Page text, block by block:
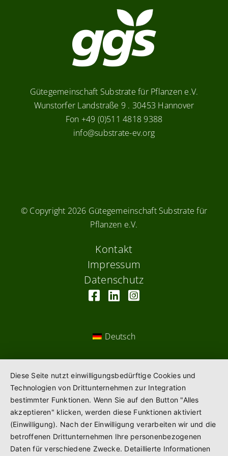
Gütegemeinschaft Substrate für Pflanzen e.V.
Wunstorfer Landstraße 9 . 30453 Hannover
Fon +49 (0)511 4818 9388
info@substrate-ev.org
© Copyright 2026 Gütegemeinschaft Substrate für
Pflanzen e.V.
Kontakt
Impressum
Datenschutz
Deutsch
Diese Seite nutzt einwilligungsbedürftige Cookies und
Technologien von Drittunternehmen zur Integration
bestimmter Funktionen. Wenn Sie auf den Button "Alles
akzeptieren" klicken, werden diese Funktionen aktiviert
(Einwilligung). Nach der Einwilligung verarbeiten wir und die
betroffenen Drittunternehmen Ihre personenbezogenen
Daten für verschiedene Zwecke. Detaillierte Informationen